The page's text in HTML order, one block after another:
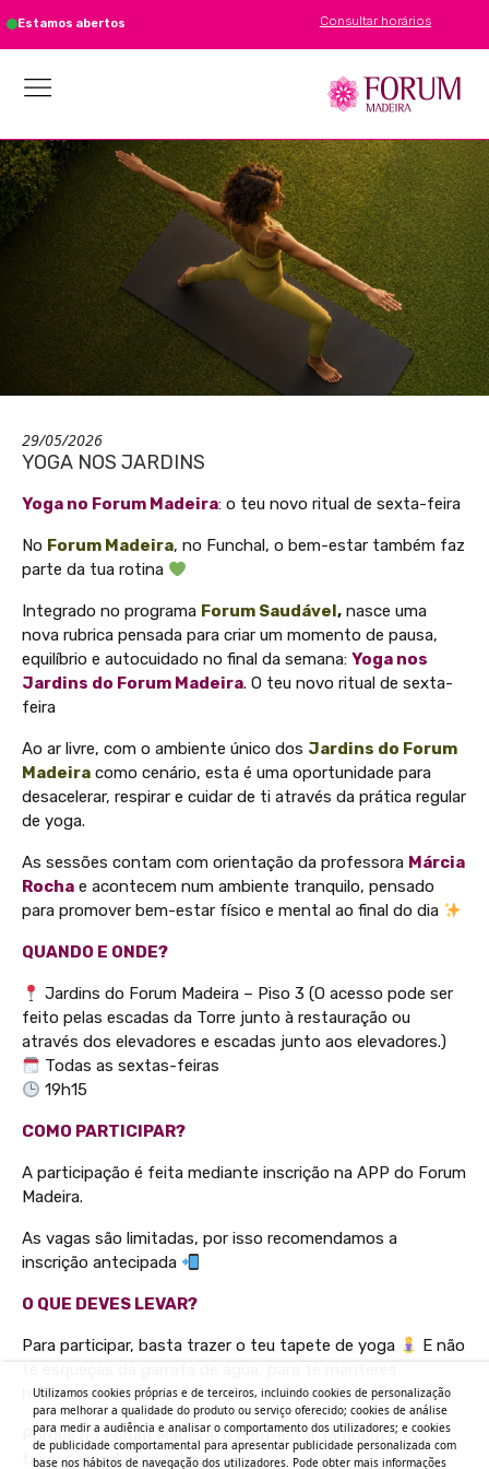
Estamos abertos Consultar horários
29/05/2026
YOGA NOS JARDINS
Yoga no Forum Madeira: o teu novo ritual de sexta-feira
No Forum Madeira, no Funchal, o bem-estar também faz
parte da tua rotina
Integrado no programa Forum Saudável , nasce uma
nova rubrica pensada para criar um momento de pausa,
equilíbrio e autocuidado no final da semana: Yoga nos
Jardins do Forum Madeira. O teu novo ritual de sexta-
feira
Ao ar livre, com o ambiente único dos Jardins do Forum
Madeira como cenário, esta é uma oportunidade para
desacelerar, respirar e cuidar de ti através da prática regular
de yoga.
As sessões contam com orientação da professora Márcia
Rocha e acontecem num ambiente tranquilo, pensado
para promover bem-estar físico e mental ao final do dia
QUANDO E ONDE?
Jardins do Forum Madeira – Piso 3 (O acesso pode ser
feito pelas escadas da Torre junto à restauração ou
através dos elevadores e escadas junto aos elevadores.)
Todas as sextas-feiras
19h15
COMO PARTICIPAR?
A participação é feita mediante inscrição na APP do Forum
Madeira.
As vagas são limitadas, por isso recomendamos a
inscrição antecipada
O QUE DEVES LEVAR?
Para participar, basta trazer o teu tapete de yoga
E não
hidratado.
Porque no Forum Madeira, o bem-estar também pode
fazer parte da tua rotina.
Utilizamos cookies próprias e de terceiros, incluindo cookies de personalização
para melhorar a qualidade do produto ou serviço oferecido; cookies de análise
para medir a audiência e analisar o comportamento dos utilizadores; e cookies
de publicidade comportamental para apresentar publicidade personalizada com
base nos hábitos de navegação dos utilizadores. Pode obter mais informações